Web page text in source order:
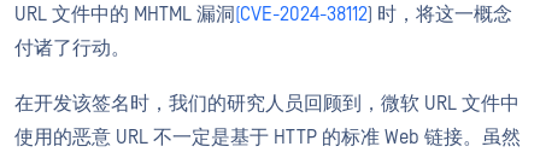
URL 文件中的 MHTML 漏洞(CVE-2024-38112) 时，将这一概念
付诸了行动。
在开发该签名时，我们的研究人员回顾到，微软 URL 文件中
使用的恶意 URL 不一定是基于 HTTP 的标准 Web 链接。虽然